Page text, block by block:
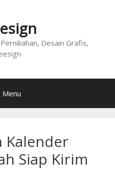
Desain Grafis,
Menu
Kalender
Siap Kirim